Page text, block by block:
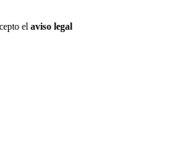
el aviso legal